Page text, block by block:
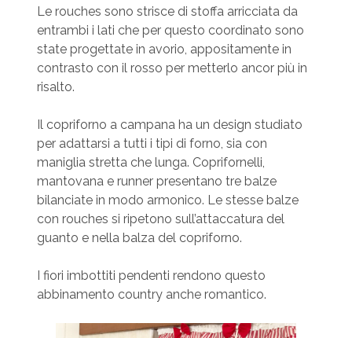
Le rouches sono strisce di stoffa arricciata da
entrambi i lati che per questo coordinato sono
state progettate in avorio, appositamente in
contrasto con il rosso per metterlo ancor più in
risalto.
Il copriforno a campana ha un design studiato
per adattarsi a tutti i tipi di forno, sia con
maniglia stretta che lunga. Coprifornelli,
mantovana e runner presentano tre balze
bilanciate in modo armonico. Le stesse balze
con rouches si ripetono sull’attaccatura del
guanto e nella balza del copriforno.
I fiori imbottiti pendenti rendono questo
abbinamento country anche romantico.